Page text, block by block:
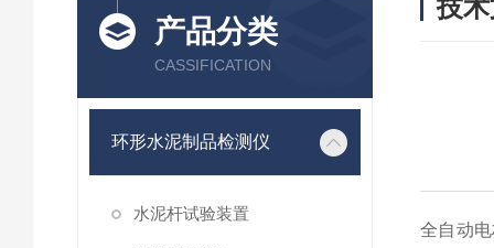
产品分类
CASSIFICATION
环形水泥制品检测仪
水泥杆试验装置
技
全自动